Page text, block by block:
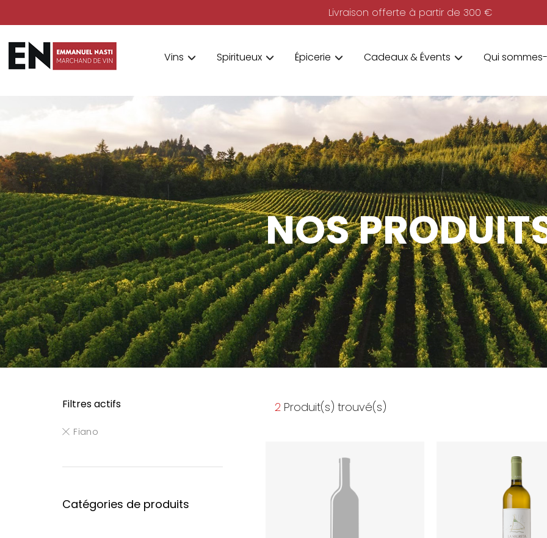
Livraison offerte à partir de 300 €
Vins Spiritueux Épicerie Cadeaux & Évents Qui
NOS
2 Produit(s) trouvé(s)
Filtres actifs
Fiano
Catégories de produits